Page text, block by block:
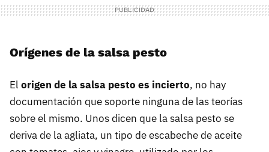
Orígenes de la salsa pesto
El origen de la salsa pesto es incierto, no hay
documentación que soporte ninguna de las teorías
sobre el mismo. Unos dicen que la salsa pesto se
deriva de la agliata, un tipo de escabeche de aceite